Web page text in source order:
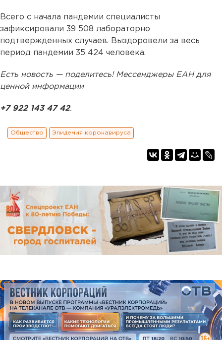
Всего с начала пандемии специалисты
зафиксировали 39 508 лабораторно
подтвержденных случаев. Выздоровели за весь
период пандемии 35 424 человека.
Есть новость — поделитесь! Мессенджеры ЕАН для
ценной информации
+7 922 143 47 42.
Общество Эпидемия коронавируса